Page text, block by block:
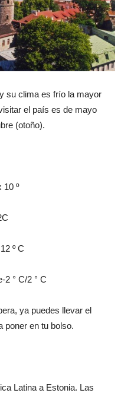
su clima es frío la mayor
el país es de mayo
(otoño).
10 º
º C
2 ° C/2 ° C
ya puedes llevar el
poner en tu bolso.
Latina a Estonia. Las